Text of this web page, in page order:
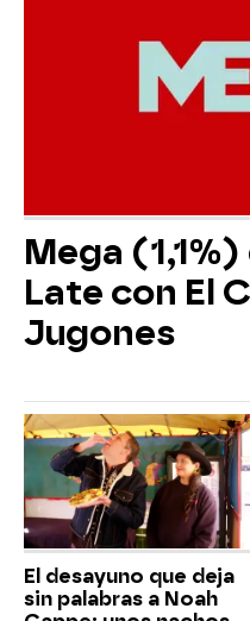
Mega
Late con El
Jugones
El desayuno que deja
sin palabras a Noah